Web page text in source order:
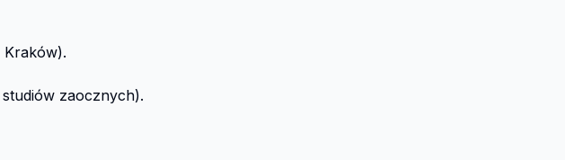
Kraków).
zaocznych).